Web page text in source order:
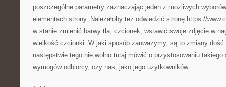
poszczególne parametry zaznaczając jeden z możliwych
elementach strony. Należałoby też odwiedzić stronę https://
w stanie zmienić barwy tła, czcionek, wstawić swoje zdjęcie w
wielkość czcionki. W jaki sposób zauważymy, są to zmiany dość
następstwie tego nie wolno tutaj mówić o przystosowaniu takiego
wymogów odbiorcy, czy nas, jako jego użytkowników.